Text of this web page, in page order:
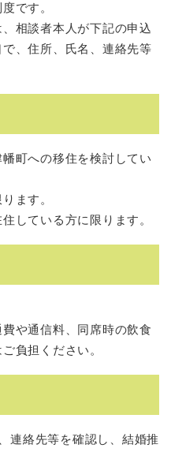
です。
相談者本人が下記の申込
、住所、氏名、連絡先等
町への移住を検討してい
ます。
している方に限ります。
や通信料、同席時の飲食
負担ください。
連絡先等を確認し、結婚推